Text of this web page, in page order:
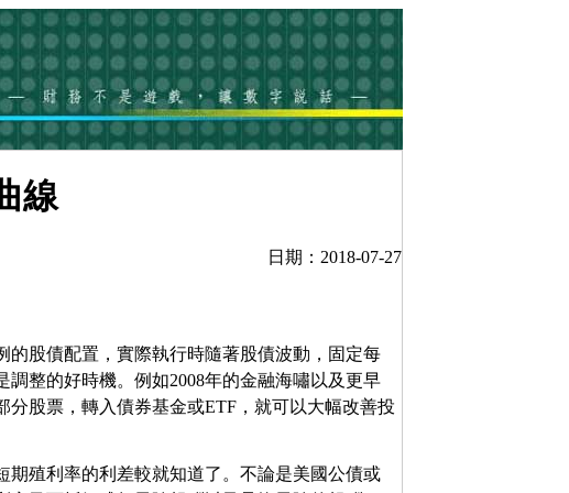
線
日期：2018-07-27
股債配置，實際執行時隨著股債波動，固定每
整的好時機。例如2008年的金融海嘯以及更早
分股票，轉入債券基金或ETF，就可以大幅改善投
殖利率的利差較就知道了。不論是美國公債或